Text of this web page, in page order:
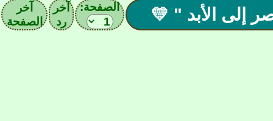
الصفحة:
آخر
رد
آخر
الصفحة